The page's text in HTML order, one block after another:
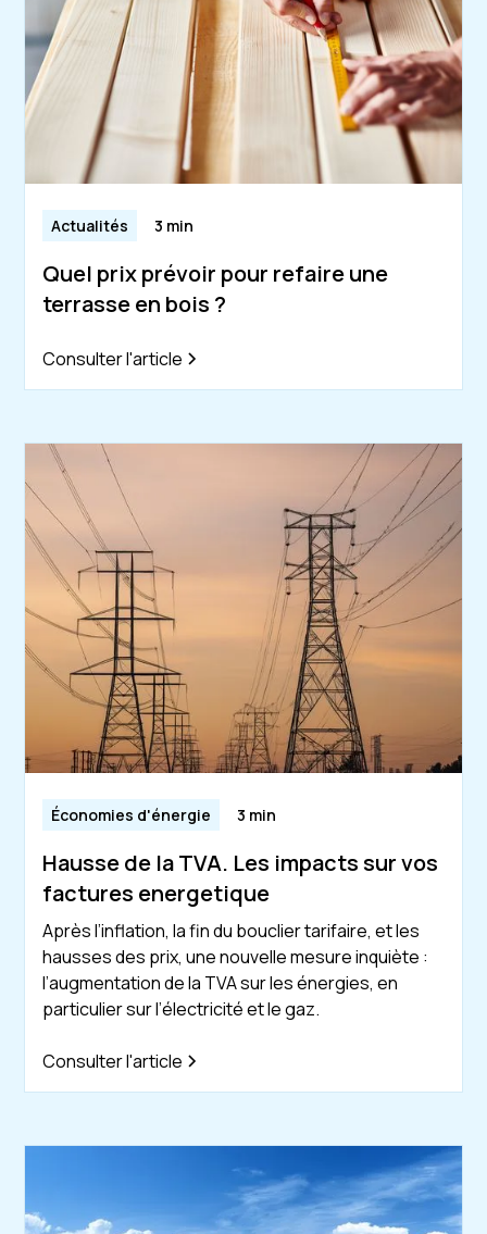
Actualités 3 min
Quel prix prévoir pour refaire une
terrasse en bois ?
Consulter l'article
Économies d'énergie 3 min
Hausse de la TVA. Les impacts sur vos
factures energetique
Après l’inflation, la fin du bouclier tarifaire, et les
hausses des prix, une nouvelle mesure inquiète :
l’augmentation de la TVA sur les énergies, en
particulier sur l’électricité et le gaz.
Consulter l'article